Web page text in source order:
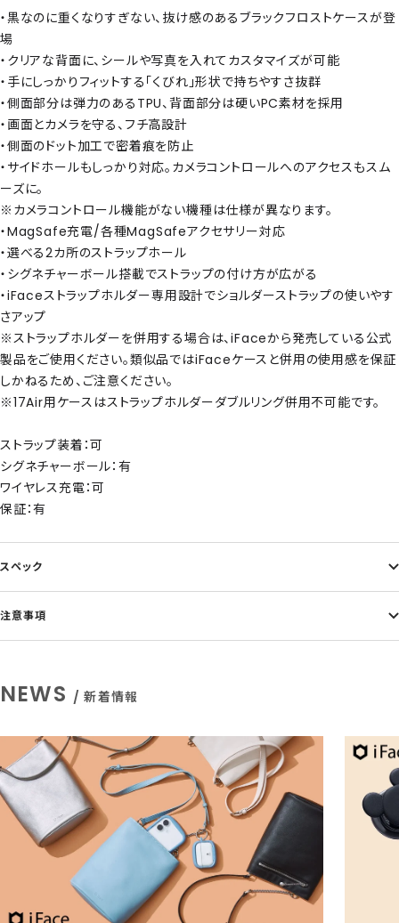
・黒なのに重くなりすぎない、抜け感のあるブラックフロストケースが登
場
・クリアな背面に、シールや写真を入れてカスタマイズが可能
・手にしっかりフィットする「くびれ」形状で持ちやすさ抜群
・側面部分は弾力のあるTPU、背面部分は硬いPC素材を採用
・画面とカメラを守る、フチ高設計
・側面のドット加工で密着痕を防止
・サイドホールもしっかり対応。カメラコントロールへのアクセスもスム
ーズに。
※カメラコントロール機能がない機種は仕様が異なります。
・MagSafe充電/各種MagSafeアクセサリー対応
・選べる2カ所のストラップホール
・シグネチャーボール搭載でストラップの付け方が広がる
・iFaceストラップホルダー専用設計でショルダーストラップの使いやす
さアップ
※ストラップホルダーを併用する場合は、iFaceから発売している公式
製品をご使用ください。類似品ではiFaceケースと併用の使用感を保証
しかねるため、ご注意ください。
※17Air用ケースはストラップホルダーダブルリング併用不可能です。
ストラップ装着：可
シグネチャーボール：有
ワイヤレス充電：可
保証：有
スペック
注意事項
NEWS / 新着情報